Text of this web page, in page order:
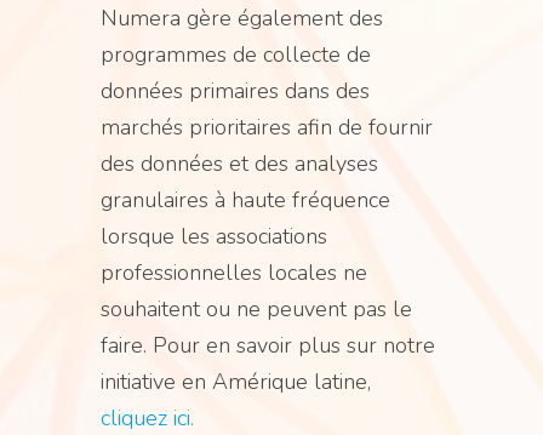
Numera gère également des
programmes de collecte de
données primaires dans des
marchés prioritaires afin de fournir
des données et des analyses
granulaires à haute fréquence
lorsque les associations
professionnelles locales ne
souhaitent ou ne peuvent pas le
faire. Pour en savoir plus sur notre
initiative en Amérique latine,
cliquez ici.